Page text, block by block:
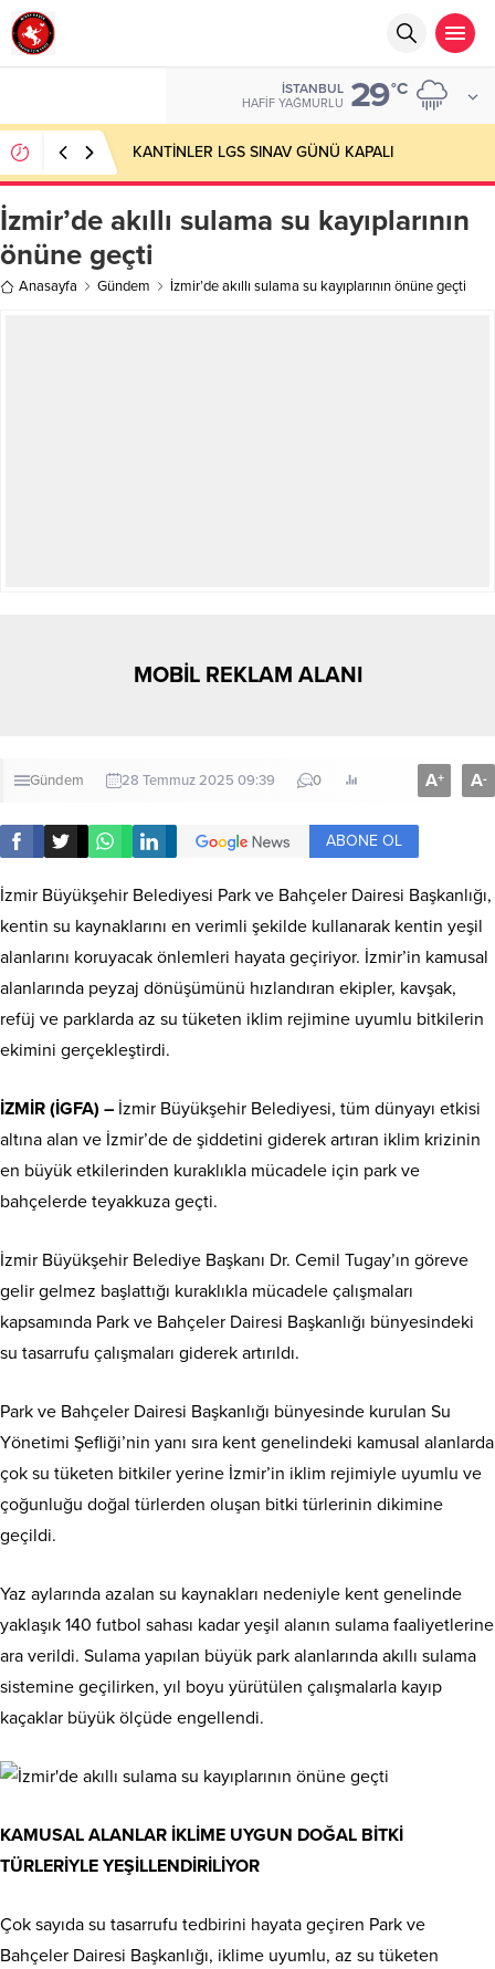
İSTANBUL
HAFIF YAĞMURLU 29°C
KANTİNLER LGS SINAV GÜNÜ KAPALI
İzmir’de akıllı sulama su kayıplarının
önüne geçti
Anasayfa Gündem İzmir’de akıllı sulama su kayıplarının önüne geçti
MOBİL REKLAM ALANI
Gündem 28 Temmuz 2025 09:39 0 A+ A-
ABONE OL
İzmir Büyükşehir Belediyesi Park ve Bahçeler Dairesi Başkanlığı,
kentin su kaynaklarını en verimli şekilde kullanarak kentin yeşil
alanlarını koruyacak önlemleri hayata geçiriyor. İzmir’in kamusal
alanlarında peyzaj dönüşümünü hızlandıran ekipler, kavşak,
refüj ve parklarda az su tüketen iklim rejimine uyumlu bitkilerin
ekimini gerçekleştirdi.
İZMİR (İGFA) – İzmir Büyükşehir Belediyesi, tüm dünyayı etkisi
altına alan ve İzmir’de de şiddetini giderek artıran iklim krizinin
en büyük etkilerinden kuraklıkla mücadele için park ve
bahçelerde teyakkuza geçti.
İzmir Büyükşehir Belediye Başkanı Dr. Cemil Tugay’ın göreve
gelir gelmez başlattığı kuraklıkla mücadele çalışmaları
kapsamında Park ve Bahçeler Dairesi Başkanlığı bünyesindeki
su tasarrufu çalışmaları giderek artırıldı.
Park ve Bahçeler Dairesi Başkanlığı bünyesinde kurulan Su
Yönetimi Şefliği’nin yanı sıra kent genelindeki kamusal alanlarda
çok su tüketen bitkiler yerine İzmir’in iklim rejimiyle uyumlu ve
çoğunluğu doğal türlerden oluşan bitki türlerinin dikimine
geçildi.
Yaz aylarında azalan su kaynakları nedeniyle kent genelinde
yaklaşık 140 futbol sahası kadar yeşil alanın sulama faaliyetlerine
ara verildi. Sulama yapılan büyük park alanlarında akıllı sulama
sistemine geçilirken, yıl boyu yürütülen çalışmalarla kayıp
kaçaklar büyük ölçüde engellendi.
KAMUSAL ALANLAR İKLİME UYGUN DOĞAL BİTKİ
TÜRLERİYLE YEŞİLLENDİRİLİYOR
Çok sayıda su tasarrufu tedbirini hayata geçiren Park ve
Bahçeler Dairesi Başkanlığı, iklime uyumlu, az su tüketen